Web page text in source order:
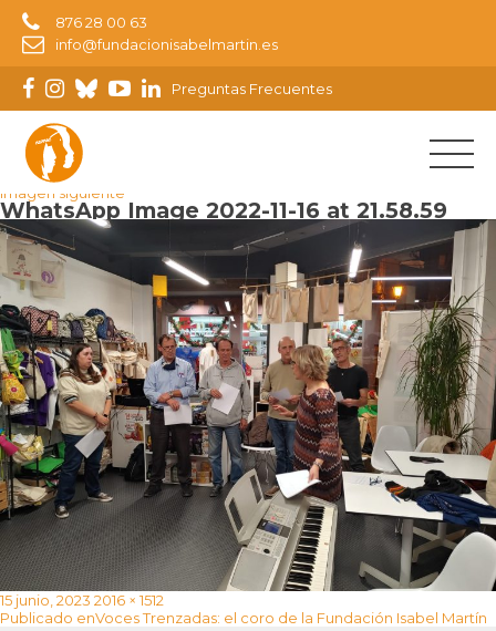
876 28 00 63
info@fundacionisabelmartin.es
Preguntas Frecuentes
Imagen anterior
Imagen siguiente
WhatsApp Image 2022-11-16 at 21.58.59
Publicado
el
15 junio, 2023 Tamaño
completo
2016 × 1512
Navegación
Publicado enVoces Trenzadas: el coro de la Fundación Isabel Martín